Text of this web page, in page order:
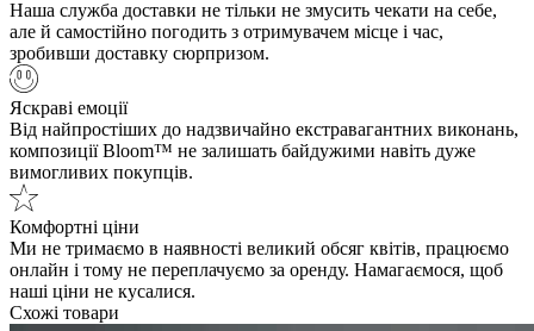
Наша служба доставки не тільки не змусить чекати на себе,
але й самостійно погодить з отримувачем місце і час,
зробивши доставку сюрпризом.
Яскраві емоції
Від найпростіших до надзвичайно екстравагантних виконань,
композиції Bloom™ не залишать байдужими навіть дуже
вимогливих покупців.
Комфортні ціни
Ми не тримаємо в наявності великий обсяг квітів, працюємо
онлайн і тому не переплачуємо за оренду. Намагаємося, щоб
наші ціни не кусалися.
Схожі товари